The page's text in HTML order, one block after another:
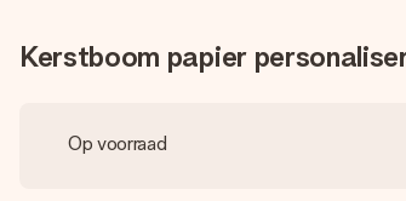
Kerstboom papier
Op voorraad